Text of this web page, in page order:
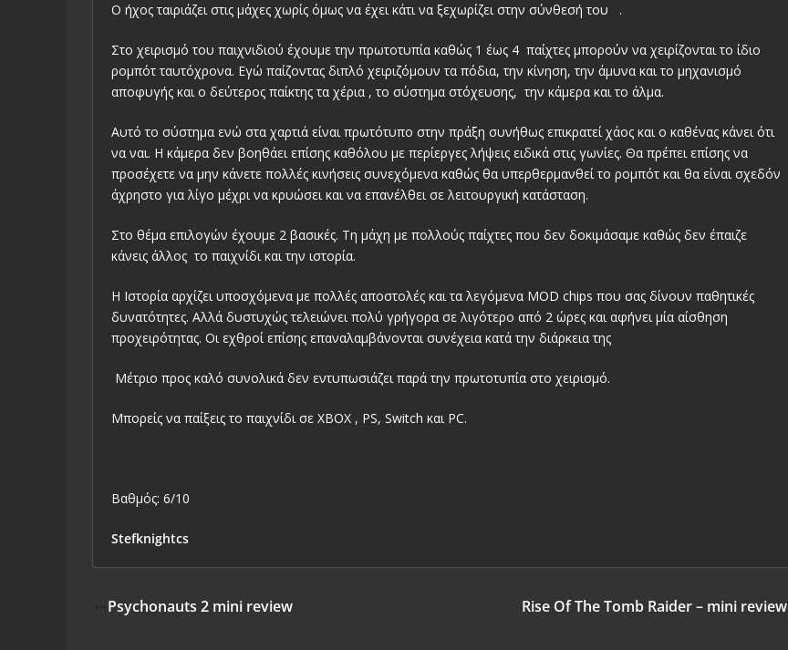
Ο ήχος ταιριάζει στις μάχες χωρίς όμως να έχει κάτι να ξεχωρίζει στην σύνθεσή του .
Στο χειρισμό του παιχνιδιού έχουμε την πρωτοτυπία καθώς 1 έως 4 παίχτες μπορούν να χειρίζονται το ίδιο
ρομπότ ταυτόχρονα. Εγώ παίζοντας διπλό χειριζόμουν τα πόδια, την κίνηση, την άμυνα και το μηχανισμό
αποφυγής και ο δεύτερος παίκτης τα χέρια , το σύστημα στόχευσης, την κάμερα και το άλμα.
Αυτό το σύστημα ενώ στα χαρτιά είναι πρωτότυπο στην πράξη συνήθως επικρατεί χάος και ο καθένας κάνει ότι
να ναι. Η κάμερα δεν βοηθάει επίσης καθόλου με περίεργες λήψεις ειδικά στις γωνίες. Θα πρέπει επίσης να
προσέχετε να μην κάνετε πολλές κινήσεις συνεχόμενα καθώς θα υπερθερμανθεί το ρομπότ και θα είναι σχεδόν
άχρηστο για λίγο μέχρι να κρυώσει και να επανέλθει σε λειτουργική κατάσταση.
Στο θέμα επιλογών έχουμε 2 βασικές. Τη μάχη με πολλούς παίχτες που δεν δοκιμάσαμε καθώς δεν έπαιζε
κάνεις άλλος το παιχνίδι και την ιστορία.
Η Ιστορία αρχίζει υποσχόμενα με πολλές αποστολές και τα λεγόμενα MOD chips που σας δίνουν παθητικές
δυνατότητες. Αλλά δυστυχώς τελειώνει πολύ γρήγορα σε λιγότερο από 2 ώρες και αφήνει μία αίσθηση
προχειρότητας. Οι εχθροί επίσης επαναλαμβάνονται συνέχεια κατά την διάρκεια της
Μέτριο προς καλό συνολικά δεν εντυπωσιάζει παρά την πρωτοτυπία στο χειρισμό.
Μπορείς να παίξεις το παιχνίδι σε XBOX , PS, Switch και PC.
Βαθμός: 6/10
Stefknightcs
Psychonauts 2 mini review Rise Of The Tomb Raider – mini review